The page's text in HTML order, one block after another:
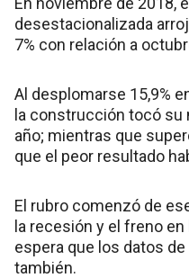
desestacionalizada
7% con relación a
Al desplomarse 15,9%
la construcción tocó su
año; mientras que
que el peor resultado
El rubro comenzó de
la recesión y el freno en
espera que los datos
también.